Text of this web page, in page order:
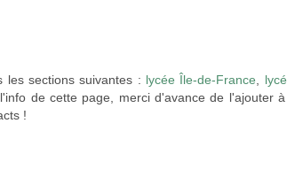
les sections suivantes : lycée Île-de-France
de cette page, merci d'avance de l'ajouter
!